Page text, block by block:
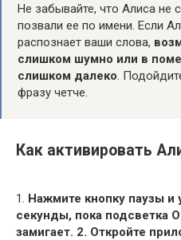
Не забывайте, что Алиса не
позвали ее по имени. Если
распознает ваши слова,
слишком шумно или в
слишком далеко.
фразу четче.
Как активировать
1. Нажмите кнопку паузы
секунды, пока подсветка
замигает. 2. Откройте